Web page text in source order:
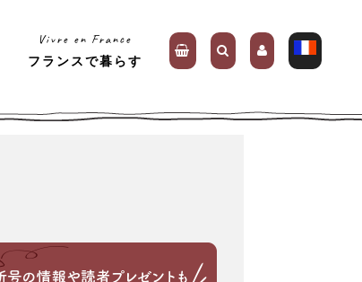
Vivre en France
フランスで暮らす